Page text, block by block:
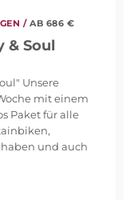
/ AB 686 €
& Soul
Unsere
mit einem
Paket für alle
und auch